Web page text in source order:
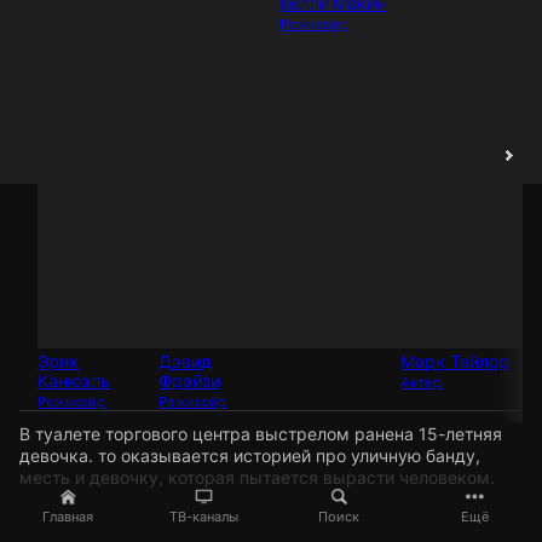
Главная ТВ-каналы Поиск Ещё
Эрик
Канюэль
Режиссёр
Дэвид
Фрэйзи
Режиссёр
Режиссёр
Марк Тейлор
Актёр
В туалете торгового центра выстрелом ранена 15-летняя
девочка. то оказывается историей про уличную банду,
месть и девочку, которая пытается вырасти человеком.